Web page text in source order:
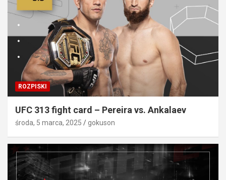
ROZPISKI
UFC 313 fight card – Pereira vs. Ankalaev
środa, 5 marca, 2025 gokuson